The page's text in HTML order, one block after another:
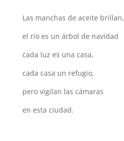
Las manchas de aceite brillan,
el río es un árbol de navidad
cada luz es una casa,
cada casa un refugio,
pero vigilan las cámaras
en esta ciudad.